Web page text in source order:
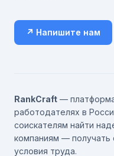
↗ Напишите нам
RankCraft —
работодателях в
соискателям найти
компаниям — получать
условия труда.